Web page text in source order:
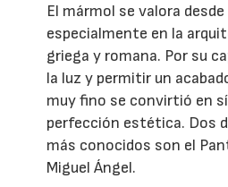
El mármol se valora
especialmente en la
griega y romana. Por su
la luz y permitir un
muy fino se convirtió en
perfección estética. Dos
más conocidos son el
Miguel Ángel.